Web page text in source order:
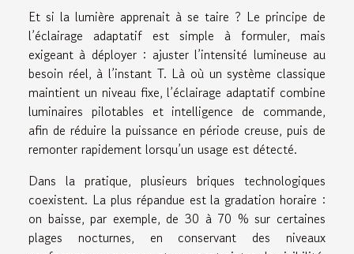
Et si la lumière apprenait à se taire ? Le principe de
l’éclairage adaptatif est simple à formuler, mais
exigeant à déployer : ajuster l’intensité lumineuse au
besoin réel, à l’instant T. Là où un système classique
maintient un niveau fixe, l’éclairage adaptatif combine
luminaires pilotables et intelligence de commande,
afin de réduire la puissance en période creuse, puis de
remonter rapidement lorsqu’un usage est détecté.
Dans la pratique, plusieurs briques technologiques
coexistent. La plus répandue est la gradation horaire :
on baisse, par exemple, de 30 à 70 % sur certaines
plages nocturnes, en conservant des niveaux